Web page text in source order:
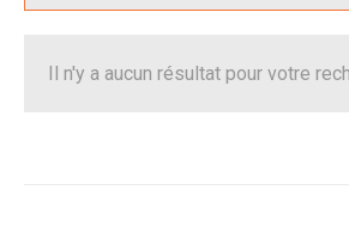
Il n'y a aucun résultat pour votre